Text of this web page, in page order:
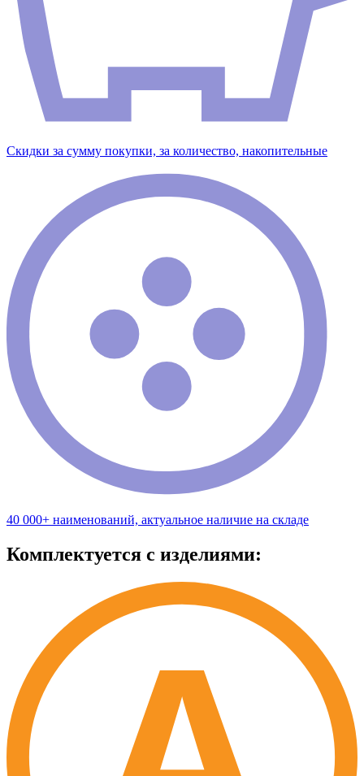
Скидки за сумму покупки, за количество, накопительные
40 000+ наименований, актуальное наличие на складе
Комплектуется с изделиями: